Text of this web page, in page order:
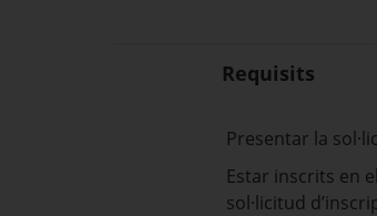
Requisits
Presentar la
Estar inscrits en
sol·licitud